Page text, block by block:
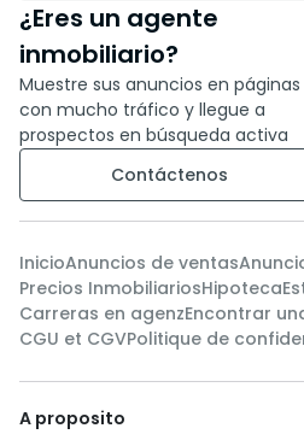
¿Eres un agente
inmobiliario?
Muestre sus anuncios en páginas
con mucho tráfico y llegue a
prospectos en búsqueda activa
Contáctenos
InicioAnuncios de ventas
Precios InmobiliariosHipoteca
Carreras en agenzEncontrar
CGU et CGVPolitique de
A proposito